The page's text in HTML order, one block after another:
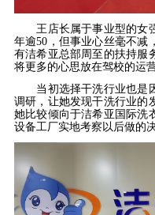
王店长属于事业型的女强
年逾50，但事业心丝毫不减
有洁希亚总部周至的扶持服
将更多的心思放在驾校的运营
当初选择干洗行业也是因
调研，让她发现干洗行业的
她比较倾向于洁希亚国际洗
设备工厂实地考察以后做的决